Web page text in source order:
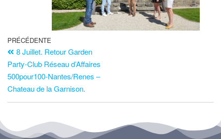
PRÉCÉDENTE
8 Juillet. Retour Garden
Party-Club Réseau d’Affaires
500pour100-Nantes/Renes –
Chateau de la Garnison.